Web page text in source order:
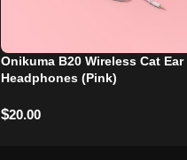
Onikuma B20 Wireless Cat Ear
Headphones (Pink)
$20.00